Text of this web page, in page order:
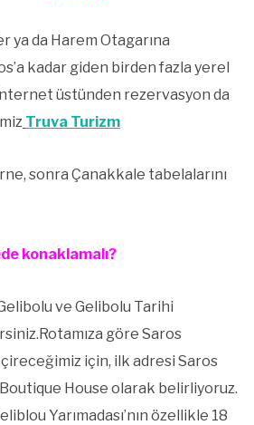
ya da Harem Otagarına
kadar giden birden fazla yerel
üstünden rezervasyon da
Truva Turizm
sonra Çanakkale tabelalarını
konaklamalı?
ve Gelibolu Tarihi
göre Saros
için, ilk adresi Saros
House olarak belirliyoruz.
Yarımadası’nın özellikle 18